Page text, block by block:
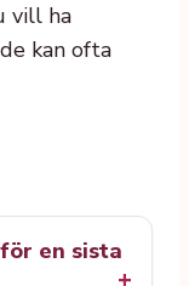
vill ha
kan ofta
en sista